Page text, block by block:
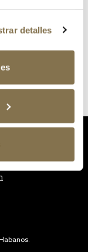
detalles